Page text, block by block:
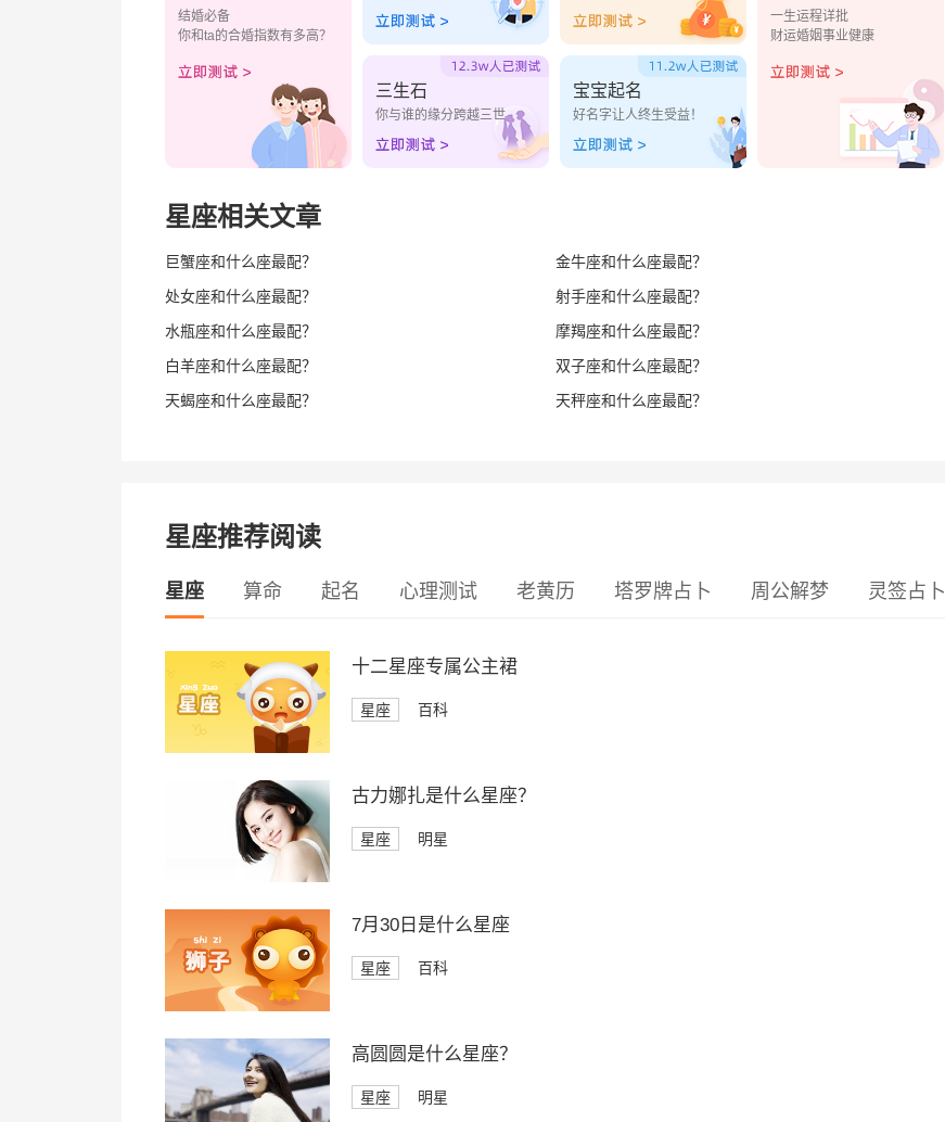
结婚必备
你和ta的合婚指数有多高？
三生石
你与谁的缘分跨越三世
宝宝起名
好名字让人终生受益！
一生运程详批
财运婚姻事业健康
星座相关文章
巨蟹座和什么座最配？
金牛座和什么座最配？
处女座和什么座最配？
射手座和什么座最配？
水瓶座和什么座最配？
摩羯座和什么座最配？
白羊座和什么座最配？
双子座和什么座最配？
天蝎座和什么座最配？
天秤座和什么座最配？
星座推荐阅读
星座 算命 起名 心理测试 老黄历 塔罗牌占卜 周公解梦 灵签占卜
十二星座专属公主裙
星座 百科
古力娜扎是什么星座？
星座 明星
7月30日是什么星座
星座 百科
高圆圆是什么星座？
星座 明星